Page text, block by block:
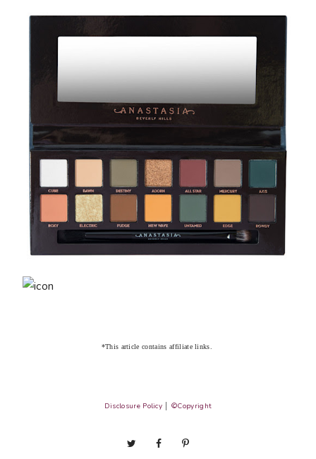
*This article contains affiliate links.
Disclosure Policy ©Copyright